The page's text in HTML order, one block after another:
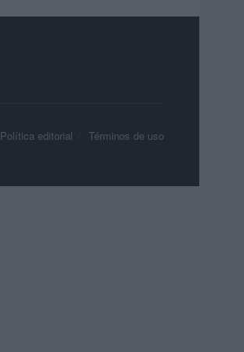
Política editorial Términos de uso